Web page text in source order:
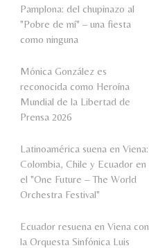
Pamplona: del chupinazo al
"Pobre de mí" – una fiesta
como ninguna
Mónica González es
reconocida como Heroína
Mundial de la Libertad de
Prensa 2026
Latinoamérica suena en Viena:
Colombia, Chile y Ecuador en
el "One Future – The World
Orchestra Festival"
Ecuador resuena en Viena con
la Orquesta Sinfónica Luis